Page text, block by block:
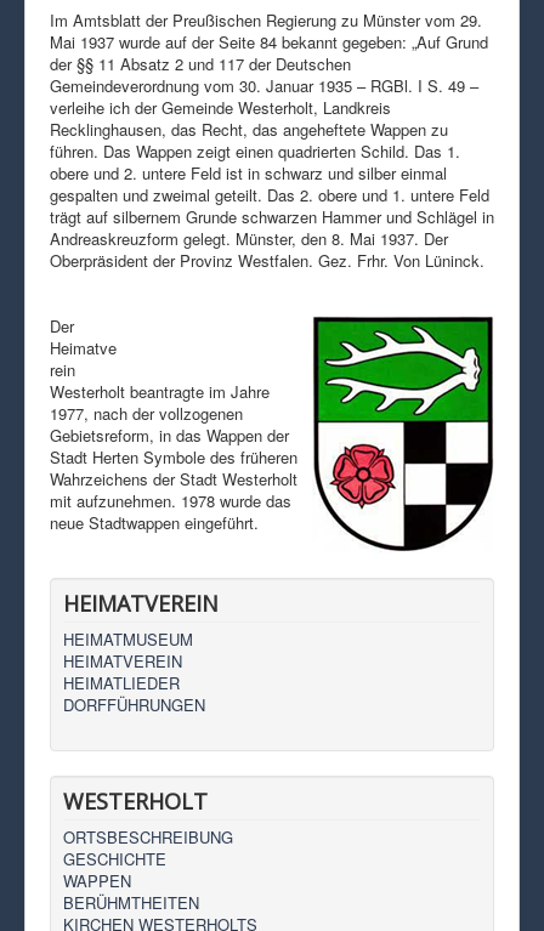
Im Amtsblatt der Preußischen Regierung zu Münster vom 29.
Mai 1937 wurde auf der Seite 84 bekannt gegeben: „Auf Grund
der §§ 11 Absatz 2 und 117 der Deutschen
Gemeindeverordnung vom 30. Januar 1935 – RGBl. I S. 49 –
verleihe ich der Gemeinde Westerholt, Landkreis
Recklinghausen, das Recht, das angeheftete Wappen zu
führen. Das Wappen zeigt einen quadrierten Schild. Das 1.
obere und 2. untere Feld ist in schwarz und silber einmal
gespalten und zweimal geteilt. Das 2. obere und 1. untere Feld
trägt auf silbernem Grunde schwarzen Hammer und Schlägel in
Andreaskreuzform gelegt. Münster, den 8. Mai 1937. Der
Oberpräsident der Provinz Westfalen. Gez. Frhr. Von Lüninck.
Der
Heimatve
rein
Westerholt beantragte im Jahre
1977, nach der vollzogenen
Gebietsreform, in das Wappen der
Stadt Herten Symbole des früheren
Wahrzeichens der Stadt Westerholt
mit aufzunehmen. 1978 wurde das
neue Stadtwappen eingeführt.
HEIMATVEREIN
HEIMATMUSEUM
HEIMATVEREIN
HEIMATLIEDER
DORFFÜHRUNGEN
WESTERHOLT
ORTSBESCHREIBUNG
GESCHICHTE
WAPPEN
BERÜHMTHEITEN
KIRCHEN WESTERHOLTS